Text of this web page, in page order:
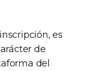
es
de
del